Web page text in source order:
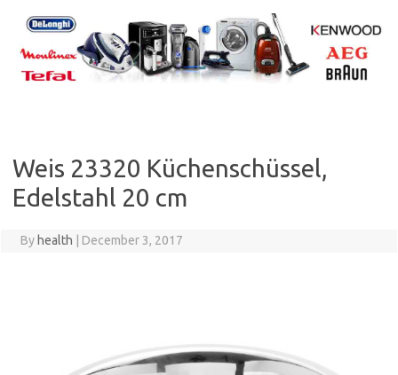
content
Weis 23320 Küchenschüssel,
Edelstahl 20 cm
By health December 3, 2017